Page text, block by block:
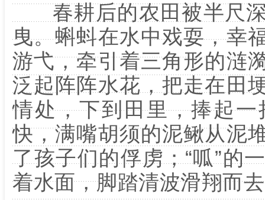
春耕后的农田被半尺深
曳。蝌蚪在水中戏耍，幸
游弋，牵引着三角形的涟
泛起阵阵水花，把走在田
情处，下到田里，捧起
快，满嘴胡须的泥鳅从泥
了孩子们的俘虏；“呱”的
着水面，脚踏清波滑翔而